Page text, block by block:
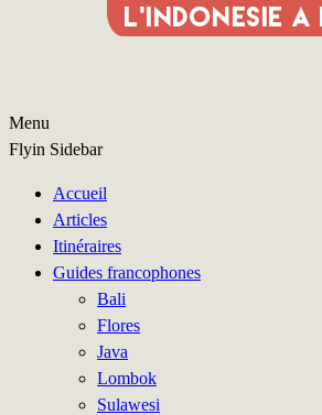
Menu
Flyin Sidebar
Accueil
Articles
Itinéraires
Guides francophones
Bali
Flores
Java
Lombok
Sulawesi